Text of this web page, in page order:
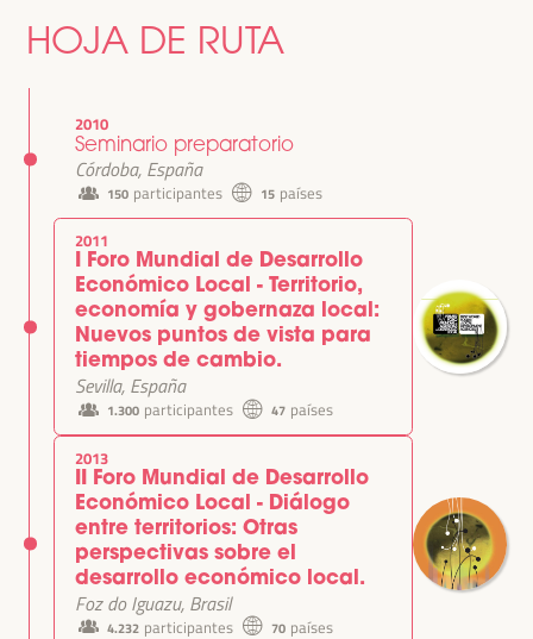
HOJA DE RUTA
2010
Seminario preparatorio
Córdoba, España
150 participantes 15 países
2011
I Foro Mundial de Desarrollo
Económico Local - Territorio,
economía y gobernaza local:
Nuevos puntos de vista para
tiempos de cambio.
Sevilla, España
1.300 participantes 47 países
2013
II Foro Mundial de Desarrollo
Económico Local - Diálogo
entre territorios: Otras
perspectivas sobre el
desarrollo económico local.
Foz do Iguazu, Brasil
4.232 participantes 70 países